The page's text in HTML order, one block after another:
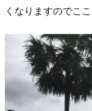
くなりますのでこ